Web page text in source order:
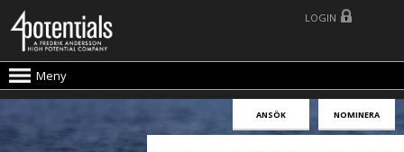
Meny
LOGIN
ANSÖK NOMINERA